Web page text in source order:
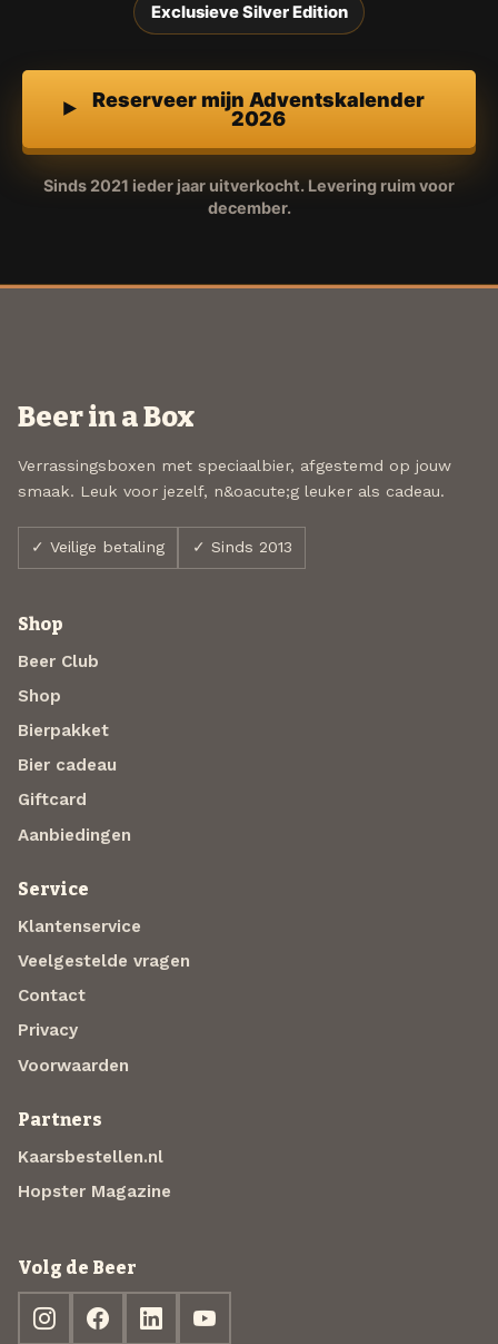
Exclusieve Silver Edition
Reserveer mijn Adventskalender
2026
Sinds 2021 ieder jaar uitverkocht. Levering ruim voor
december.
Beer in a Box
Verrassingsboxen met speciaalbier, afgestemd op jouw
smaak. Leuk voor jezelf, n&oacute;g leuker als cadeau.
✓ Veilige betaling ✓ Sinds 2013
Shop
Beer Club
Shop
Bierpakket
Bier cadeau
Giftcard
Aanbiedingen
Service
Klantenservice
Veelgestelde vragen
Contact
Privacy
Voorwaarden
Partners
Kaarsbestellen.nl
Hopster Magazine
Volg de Beer